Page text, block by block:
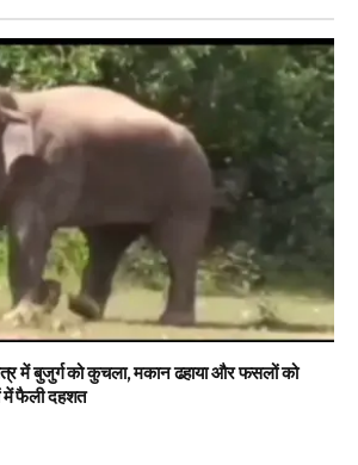
में बुजुर्ग को कुचला, मकान ढहाया और फसलों को
में फैली दहशत